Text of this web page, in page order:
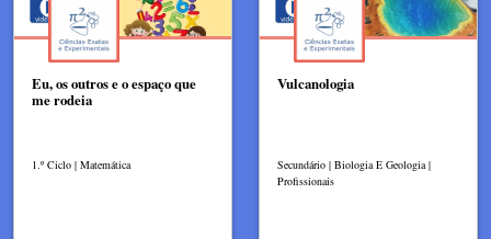
Eu, os outros e o espaço que
me rodeia
1.º Ciclo | Matemática
Vulcanologia
Secundário | Biologia E Geologia |
Profissionais